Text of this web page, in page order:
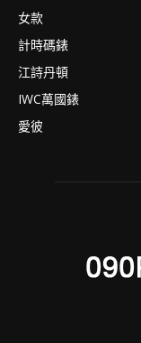
女款
計時碼錶
江詩丹頓
IWC萬國錶
愛彼